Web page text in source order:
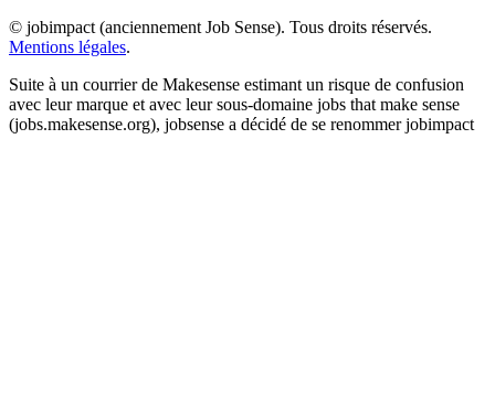
© jobimpact (anciennement Job Sense). Tous droits réservés.
Mentions légales.
Suite à un courrier de Makesense estimant un risque de confusion
avec leur marque et avec leur sous-domaine jobs that make sense
(jobs.makesense.org), jobsense a décidé de se renommer jobimpact